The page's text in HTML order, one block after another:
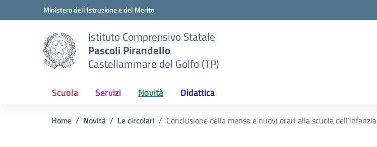
Vai ai contenuti
Vai al menu di navigazioneMinistero dell'Istruzione e del Merito
Istituto Comprensivo Statale
Pascoli Pirandello
Castellammare del Golfo (TP)
Scuola Servizi Novità Didattica
Home Novità Le circolari Conclusione della mensa e nuovi orari alla scuola dell’infanzia